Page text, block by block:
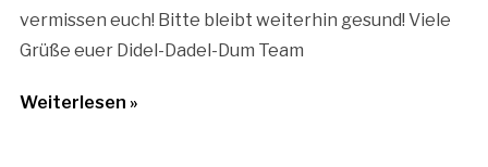
vermissen euch! Bitte bleibt weiterhin gesund! Viele
Grüße euer Didel-Dadel-Dum Team
Weiterlesen »